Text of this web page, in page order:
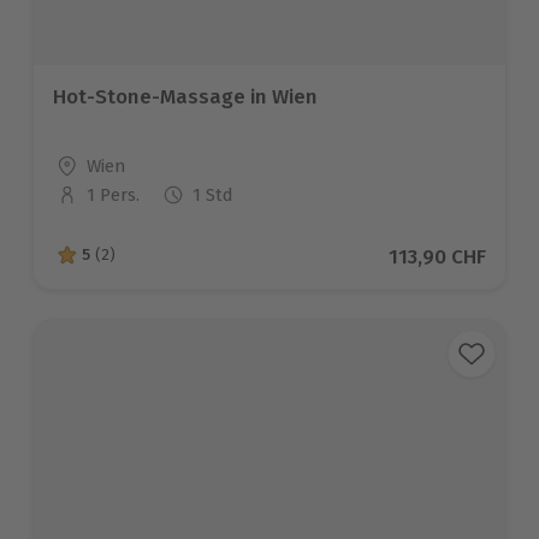
Hot-Stone-Massage in Wien
Standort
Wien
Anzahl der Teilnehmer
1 Pers. 1 Std
5 von 5 Sternen basierend auf 2 Bewertungen
5 (2) Aktueller Preis
113,90 CHF